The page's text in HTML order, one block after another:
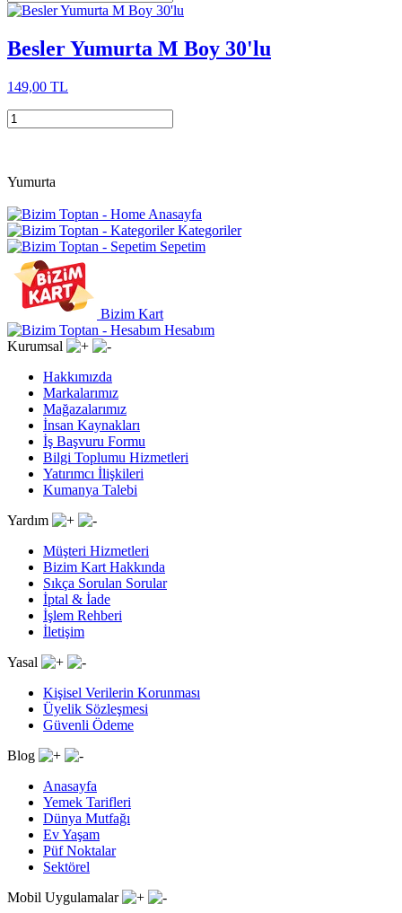
Besler Yumurta M Boy 30'lu
149,00 TL
Yumurta
Anasayfa
Kategoriler
Sepetim
Bizim Kart
Hesabım
Kurumsal
Hakkımızda
Markalarımız
Mağazalarımız
İnsan Kaynakları
İş Başvuru Formu
Bilgi Toplumu Hizmetleri
Yatırımcı İlişkileri
Kumanya Talebi
Yardım
Müşteri Hizmetleri
Bizim Kart Hakkında
Sıkça Sorulan Sorular
İptal & İade
İşlem Rehberi
İletişim
Yasal
Kişisel Verilerin Korunması
Üyelik Sözleşmesi
Güvenli Ödeme
Blog
Anasayfa
Yemek Tarifleri
Dünya Mutfağı
Ev Yaşam
Püf Noktalar
Sektörel
Mobil Uygulamalar